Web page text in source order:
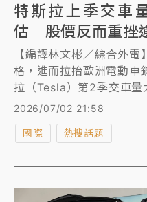
特斯拉上季交車
估 股價反而重挫
【編譯林文彬／綜合外
格，進而拉抬歐洲電動車
拉（Tesla）第2季交車
預期。不過，特斯拉股價
一度下滑逾3%。
2026/07/02 21:58
國際 熱搜話題